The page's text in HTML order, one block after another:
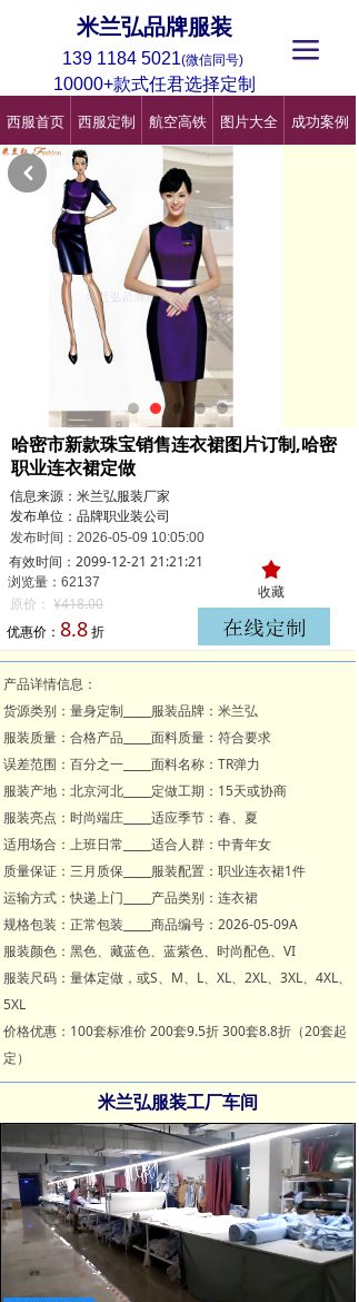
米兰弘品牌服装
西服首页 西服定制 航空高铁 图片大全 成功案例
끀
139 1184 5021(微信同号)
10000+款式任君选择定制
哈密市新款珠宝销售连衣裙图片订制,哈密
职业连衣裙定做
优惠价： 8.8折
发布时间： 2026-05-09 10:05:00
浏览量：62137
原价： ¥418.00
信息来源：米兰弘服装厂家
发布单位：品牌职业装公司
有效时间：2099-12-21 21:21:21 끄
收藏
产品详情信息：
货源类别：量身定制_____服装品牌：米兰弘
服装质量：合格产品_____面料质量：符合要求
误差范围：百分之一_____面料名称：TR弹力
服装产地：北京河北_____定做工期：15天或协商
服装亮点：时尚端庄_____适应季节：春、夏
适用场合：上班日常_____适合人群：中青年女
质量保证：三月质保_____服装配置：职业连衣裙1件
运输方式：快递上门_____产品类别：连衣裙
规格包装：正常包装_____商品编号：2026-05-09A
服装颜色：黑色、藏蓝色、蓝紫色、时尚配色、VI
服装尺码：量体定做，或S、M、L、XL、2XL、3XL、4XL、
5XL
价格优惠：100套标准价 200套9.5折 300套8.8折（20套起
定）
낒
米兰弘服装工厂车间